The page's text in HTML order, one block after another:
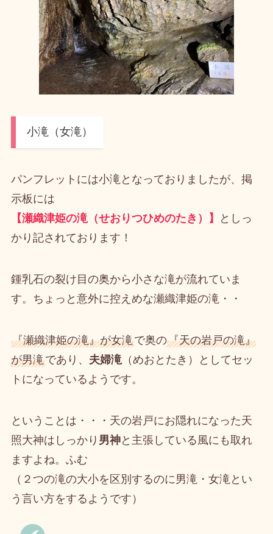
小滝（女滝）
パンフレットには小滝となっておりましたが、掲
示板には
【瀬織津姫の滝（せおりつひめのたき）】
としっ
かり記されております！
鍾乳石の裂け目の奥から小さな滝が流れていま
す。ちょっと意外に控えめな瀬織津姫の滝・・
『瀬織津姫の滝』が女滝で奥の『天の岩戸の滝』
が男滝であり、 夫婦滝（めおとたき）としてセッ
トになっているようです。
ということは・・・天の岩戸にお隠れになった天
照大神はしっかり 男神と主張している風にも取れ
ますよね。ふむ
（２つの滝の大小を区別するのに男滝・女滝とい
う言い方をするようです）